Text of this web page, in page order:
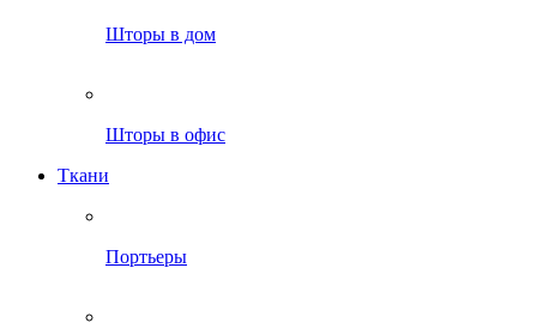
Шторы в дом
Шторы в офис
Ткани
Портьеры